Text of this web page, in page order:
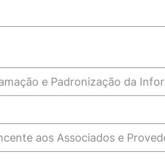
e Padronização da
aos Associados e